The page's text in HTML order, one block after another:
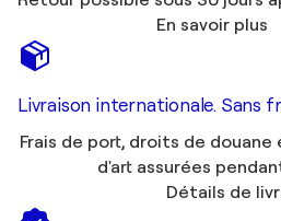
En savoir plus
Livraison internationale. Sans
Frais de port, droits de
d'art assurées
Détails de